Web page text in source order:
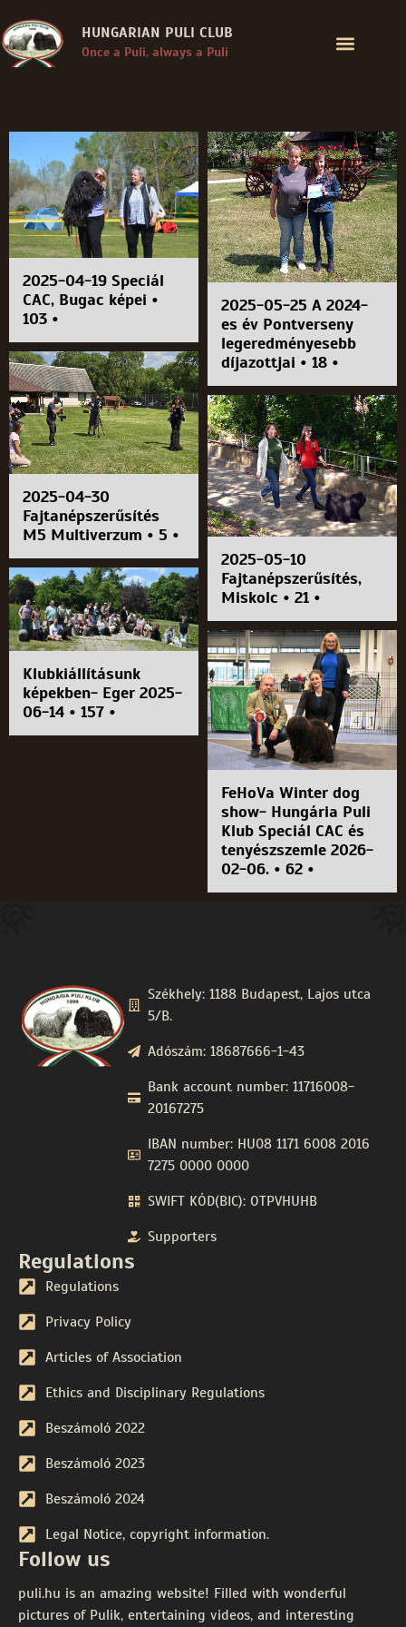
HUNGARIAN PULI CLUB
Once a Puli, always a Puli
2025-04-19 Speciál
CAC, Bugac képei •
103 •
2025-04-30
Fajtanépszerűsítés
M5 Multiverzum • 5 •
Klubkiállításunk
képekben- Eger 2025-
06-14 • 157 •
2025-05-25 A 2024-
es év Pontverseny
legeredményesebb
díjazottjai • 18 •
2025-05-10
Fajtanépszerűsítés,
Miskolc • 21 •
FeHoVa Winter dog
show- Hungária Puli
Klub Speciál CAC és
tenyészszemle 2026-
02-06. • 62 •
Székhely: 1188 Budapest, Lajos utca
5/B.
Adószám: 18687666-1-43
Bank account number: 11716008-
20167275
IBAN number: HU08 1171 6008 2016
7275 0000 0000
SWIFT KÓD(BIC): OTPVHUHB
Supporters
Regulations
Regulations
Privacy Policy
Articles of Association
Ethics and Disciplinary Regulations
Beszámoló 2022
Beszámoló 2023
Beszámoló 2024
Legal Notice, copyright information.
Follow us
puli.hu is an amazing website! Filled with wonderful
pictures of Pulik, entertaining videos, and interesting